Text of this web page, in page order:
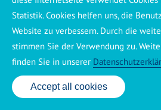
Käuferschutz ansehen Impressum|
24 Std. Service: ✆ 0176
Accept all cookies
Statistik. Cookies helfen uns, die
Website zu verbessern. Durch die
stimmen Sie der Verwendung zu.
finden Sie in unserer